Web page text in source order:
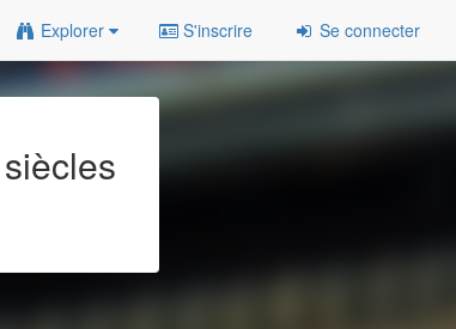
Explorer S'inscrire Se connecter
siècles